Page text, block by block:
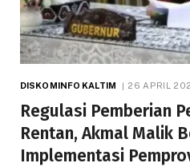
DISKOMINFO KALTIM 26 APRIL
Regulasi Pemberian
Rentan, Akmal Malik
Implementasi